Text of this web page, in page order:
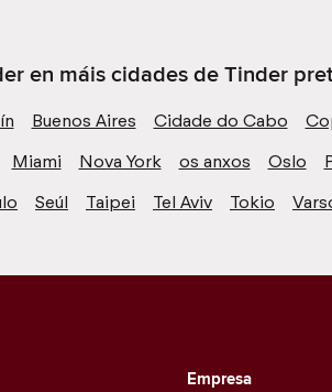
en máis cidades de Tinder
Buenos Aires Cidade do Cabo
Miami Nova York os anxos Oslo
Seúl Taipei Tel Aviv Tokio
Empresa